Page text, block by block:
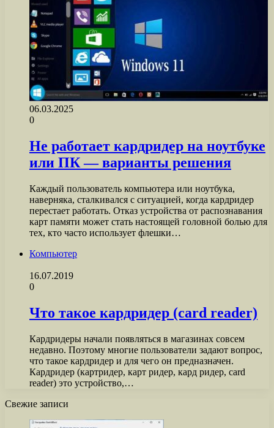
06.03.2025
0
Не работает кардридер на ноутбуке
или ПК — варианты решения
Каждый пользователь компьютера или ноутбука,
наверняка, сталкивался с ситуацией, когда кардридер
перестает работать. Отказ устройства от распознавания
карт памяти может стать настоящей головной болью для
тех, кто часто использует флешки…
Компьютер
16.07.2019
0
Что такое кардридер (card reader)
Кардридеры начали появляться в магазинах совсем
недавно. Поэтому многие пользователи задают вопрос,
что такое кардридер и для чего он предназначен.
Кардридер (картридер, карт ридер, кард ридер, card
reader) это устройство,…
Свежие записи